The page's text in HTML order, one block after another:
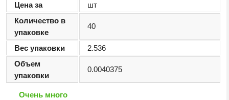
Цена за
шт
Количество в
упаковке
40
Вес упаковки
2.536
Объем
упаковки
0.0040375
Очень много